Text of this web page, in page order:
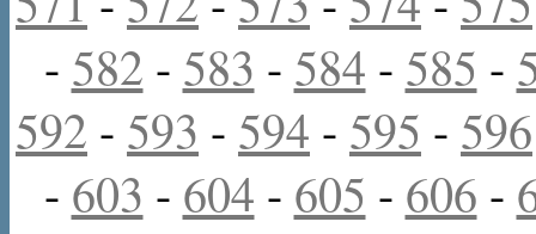
- 582 - 583 - 584 - 585 -
592 - 593 - 594 - 595 - 596
- 603 - 604 - 605 - 606 -